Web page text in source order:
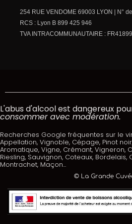
254 RUE VENDOME 69003 LYON | N°
RCS : Lyon B 899 425 946
TVA INTRACOMMUNAUTAIRE :
L'abus d'alcool est dangereux
consommer avec modération.
Recherches Google fréquentes sur le
Appellation, Vignoble, Cépage, Pinot
Aromatique, Vigne, Crémant, Vigneron,
Riesling, Sauvignon, Coteaux, Bordelais,
Montrachet, Maçon...
© La Grande